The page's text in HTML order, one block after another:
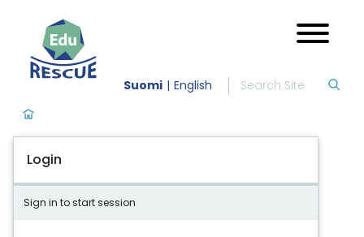
Suomi English
Login
Sign in to start session